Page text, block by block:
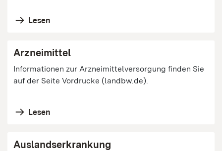
Lesen
Arzneimittel
Informationen zur Arzneimittelversorgung finden Sie
auf der Seite Vordrucke (landbw.de).
Lesen
Auslandserkrankung